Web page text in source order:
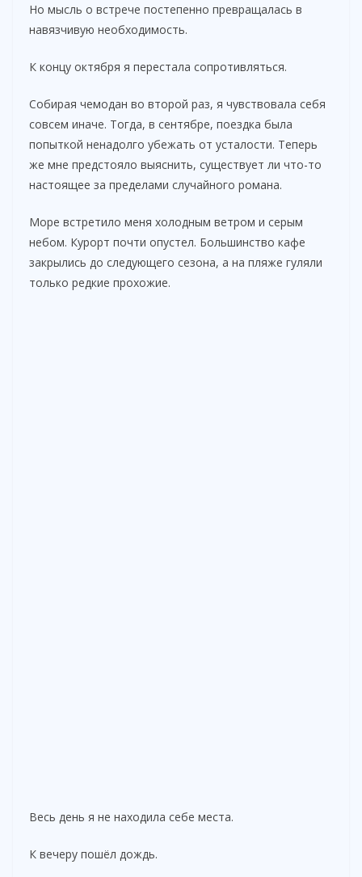
Но мысль о встрече постепенно превращалась в
навязчивую необходимость.
К концу октября я перестала сопротивляться.
Собирая чемодан во второй раз, я чувствовала себя
совсем иначе. Тогда, в сентябре, поездка была
попыткой ненадолго убежать от усталости. Теперь
же мне предстояло выяснить, существует ли что-то
настоящее за пределами случайного романа.
Море встретило меня холодным ветром и серым
небом. Курорт почти опустел. Большинство кафе
закрылись до следующего сезона, а на пляже гуляли
только редкие прохожие.
Весь день я не находила себе места.
К вечеру пошёл дождь.